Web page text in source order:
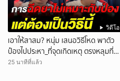
วิดีโอ
เอาให้สาสม? หนุ่ม เสนอวิธีโหด พาตัว
ป๋องไปประหา_ที่จุดเกิดเหตุ ตรงหลุมที่มัน
ฝัง
25 นาทีที่แล้ว